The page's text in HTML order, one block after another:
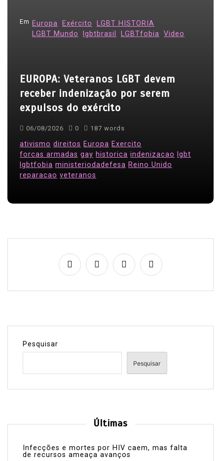
Em Europa Exército
LGBT HISTORIA
LGBT Mundo
lgbtbrasil LGBTfobia Video
EUROPA: Veteranos LGBT devem
receber indenização por serem
expulsos do exército
06/08/2026 0 187 words
ativismo direitos Europa Exercito
forcas armadas gay historica indenizacao
lgbt
lgbtfobia ministeriodadefesa Reino Unido
reparacao veteranos
Pesquisar
Pesquisar
Últimas
Infecções e mortes por HIV caem, mas falta
de recursos ameaça avanços